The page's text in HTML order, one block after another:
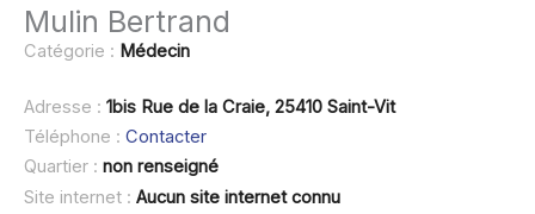
Mulin Bertrand
Catégorie : Médecin
Adresse : 1bis Rue de la Craie, 25410 Saint-Vit
Téléphone : Contacter
Quartier : non renseigné
Site internet : Aucun site internet connu